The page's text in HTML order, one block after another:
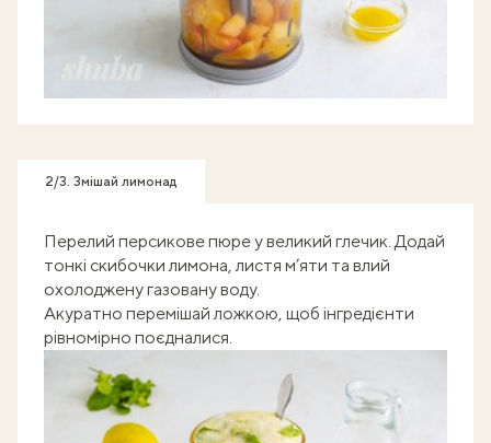
2/3. Змішай лимонад
Перелий персикове пюре у великий глечик. Додай
тонкі скибочки лимона, листя м’яти та влий
охолоджену газовану воду.
Акуратно перемішай ложкою, щоб інгредієнти
рівномірно поєдналися.